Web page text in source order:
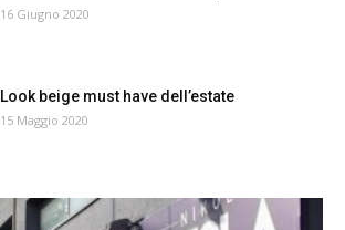
16 Giugno 2020
Look beige must have dell’estate
15 Maggio 2020